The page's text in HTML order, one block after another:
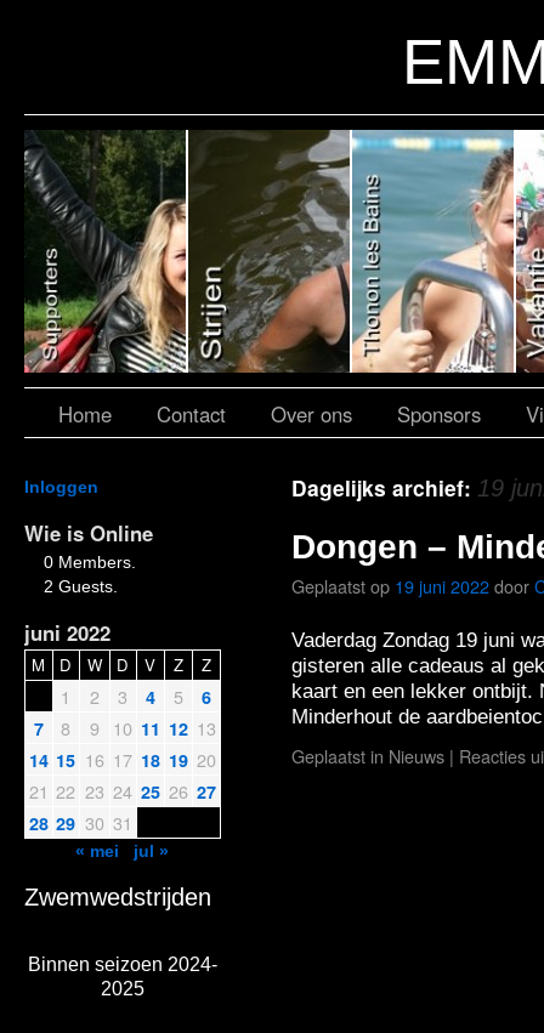
Home Contact Over ons Sponsors
Inloggen
Wie is Online
0 Members.
2 Guests.
juni 2022
M D W D V Z Z
1 2 3 4 5
6
7
8 9 10 11 12 13
14 15 16 17 18 19 20
21 22 23 24 25 26 27
28 29 30 31
« mei jul »
Zwemwedstrijden
Binnen seizoen 2024-
2025
Dagelijks archief: 19
Dongen –
Geplaatst op 19 juni 2022door
Vaderdag Zondag 19 juni
gisteren alle cadeaus al
kaart en een lekker ontbijt.
Minderhout de
Geplaatst in Nieuws | Reacties